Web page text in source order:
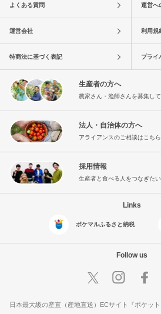
よくある質問 運営へ
運営会社 利用規
特商法に基づく表記 プライ
生産者の方へ
農家さん・漁師さんを募集し
法人・自治体の方へ
アライアンスのご相談はこち
採用情報
生産者と食べる人をつなぎたい
Links
ポケマルふるさと納税
Follow us
日本最大級の産直（産地直送）ECサイト『ポケッ